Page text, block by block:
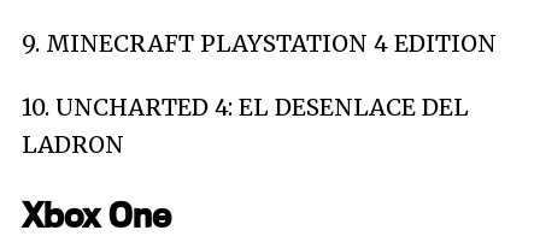
9. MINECRAFT PLAYSTATION 4 EDITION
10. UNCHARTED 4: EL DESENLACE DEL
LADRON
Xbox One